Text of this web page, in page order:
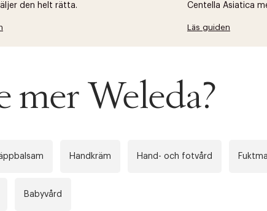
den helt rätta.
Centella Asiatica
Läs guiden
mer Weleda?
Handkräm Hand- och fotvård
Babyvård